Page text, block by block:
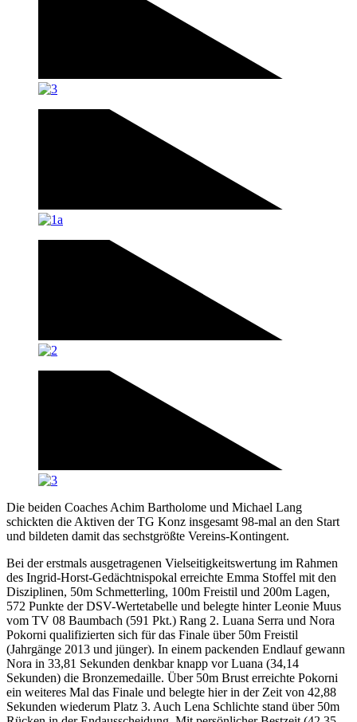
Die beiden Coaches Achim Bartholome und Michael Lang
schickten die Aktiven der TG Konz insgesamt 98-mal an den Start
und bildeten damit das sechstgrößte Vereins-Kontingent.
Bei der erstmals ausgetragenen Vielseitigkeitswertung im Rahmen
des Ingrid-Horst-Gedächtnispokal erreichte Emma Stoffel mit den
Disziplinen, 50m Schmetterling, 100m Freistil und 200m Lagen,
572 Punkte der DSV-Wertetabelle und belegte hinter Leonie Muus
vom TV 08 Baumbach (591 Pkt.) Rang 2. Luana Serra und Nora
Pokorni qualifizierten sich für das Finale über 50m Freistil
(Jahrgänge 2013 und jünger). In einem packenden Endlauf gewann
Nora in 33,81 Sekunden denkbar knapp vor Luana (34,14
Sekunden) die Bronzemedaille. Über 50m Brust erreichte Pokorni
ein weiteres Mal das Finale und belegte hier in der Zeit von 42,88
Sekunden wiederum Platz 3. Auch Lena Schlichte stand über 50m